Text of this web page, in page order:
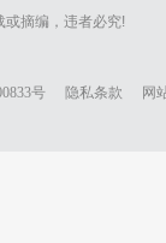
或摘编，违者必究!
号 隐私条款 网